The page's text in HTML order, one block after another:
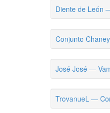
Diente de León
Conjunto
José José —
TrovanueL —